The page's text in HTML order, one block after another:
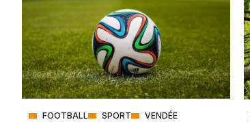
FOOTBALL SPORT VENDÉE